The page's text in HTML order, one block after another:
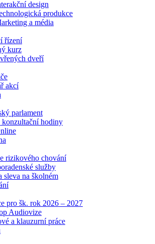
design
produkce
a média
řízení
kurz
dveří
akcí
parlament
konzultační hodiny
rizikového chování
služby
sleva na školném
pro šk. rok 2026 – 2027
Audiovize
a klauzurní práce